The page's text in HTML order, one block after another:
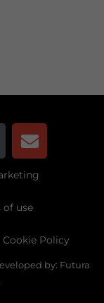
of use
Cookie Policy
by: Futura